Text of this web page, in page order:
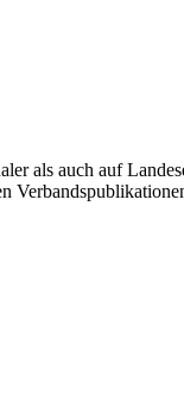
als auch auf